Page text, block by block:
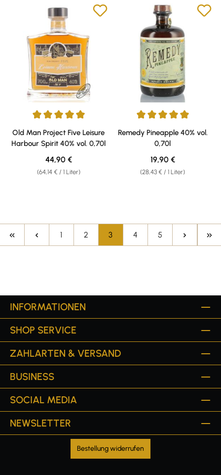
Durchschnittliche Bewertung von 5 von 5 Sternen
Old Man Project Five Leisure
Harbour Spirit 40% vol. 0,70l
(64,14 € / 1 Liter)
Regulärer Preis:
44,90 €
Durchschnittliche Bewertung
Remedy Pineapple 40% vol.
0,70l
(28,43 € / 1 Liter)
Regulärer Preis:
19,90 €
Seite
1 Seite
2 Seite
3 Seite
4 Seite
5
INFORMATIONEN
SHOP SERVICE
ZAHLARTEN & VERSAND
BUSINESS
SOCIAL MEDIA
NEWSLETTER
Bestellung widerrufen